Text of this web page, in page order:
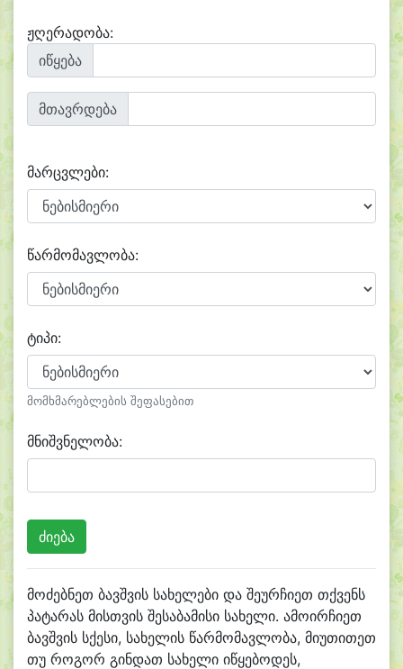
ჟღერადობა:
იწყება
მთავრდება
მარცვლები:
წარმომავლობა:
ტიპი:
მომხმარებლების შეფასებით
მნიშვნელობა:
მოძებნეთ ბავშვის სახელები და შეურჩიეთ თქვენს
პატარას მისთვის შესაბამისი სახელი. ამოირჩიეთ
ბავშვის სქესი, სახელის წარმომავლობა, მიუთითეთ
თუ როგორ გინდათ სახელი იწყებოდეს,